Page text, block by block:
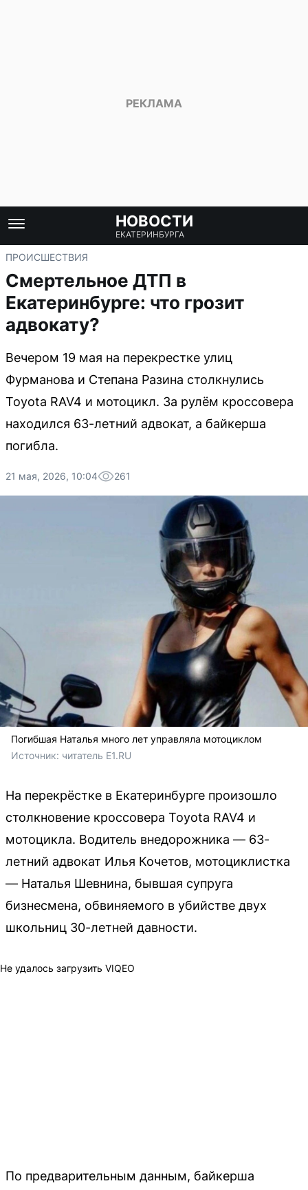
НОВОСТИ
ЕКАТЕРИНБУРГА
ПРОИСШЕСТВИЯ
Смертельное ДТП в
Екатеринбурге: что грозит
адвокату?
Вечером 19 мая на перекрестке улиц
Фурманова и Степана Разина столкнулись
Toyota RAV4 и мотоцикл. За рулём кроссовера
находился 63-летний адвокат, а байкерша
погибла.
21 мая, 2026, 10:04 261
Погибшая Наталья много лет управляла мотоциклом
Источник: читатель E1.RU
На перекрёстке в Екатеринбурге произошло
столкновение кроссовера Toyota RAV4 и
мотоцикла. Водитель внедорожника — 63-
летний адвокат Илья Кочетов, мотоциклистка
— Наталья Шевнина, бывшая супруга
бизнесмена, обвиняемого в убийстве двух
школьниц 30-летней давности.
Не удалось загрузить VIQEO
По предварительным данным, байкерша